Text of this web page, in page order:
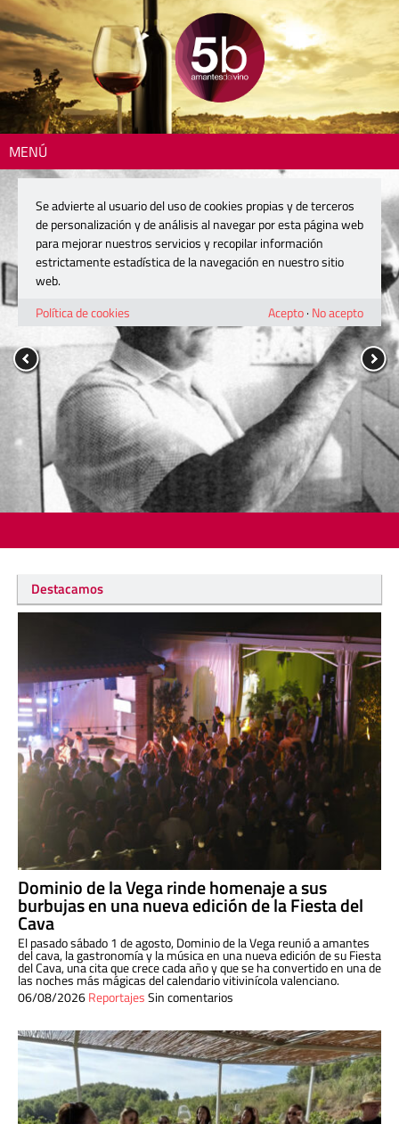
MENÚ
Destacamos
Dominio de la Vega rinde homenaje a sus
burbujas en una nueva edición de la Fiesta del
Cava
El pasado sábado 1 de agosto, Dominio de la Vega reunió a amantes
del cava, la gastronomía y la música en una nueva edición de su Fiesta
del Cava, una cita que crece cada año y que se ha convertido en una de
las noches más mágicas del calendario vitivinícola valenciano.
06/08/2026ReportajesSin comentarios
Se advierte al usuario del uso de cookies propias y de terceros
de personalización y de análisis al navegar por esta página web
para mejorar nuestros servicios y recopilar información
estrictamente estadística de la navegación en nuestro sitio
web.
Política de cookies
Acepto· No acepto